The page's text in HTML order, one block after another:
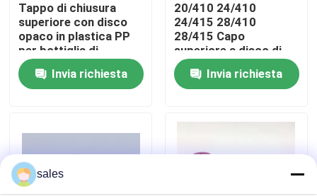
Contattaci
Notizie
Spruzzatore della pompa di innesco
Tappo di chiusura
superiore con disco
opaco in plastica PP
per bottiglia di
plastica
Invia richiesta
20/410 24/410
24/415 28/410
28/415 Capo
superiore a disco di
plastica per bottiglia
cosmeticaInvia richiesta
sales